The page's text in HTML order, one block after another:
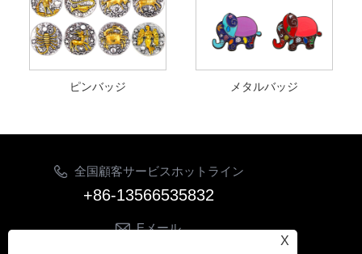
ピンバッジ メタルバッジ
全国顧客サービスホットライン
+86-13566535832
Eメール
X